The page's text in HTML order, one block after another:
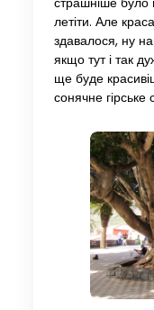
летіти. Але
здавалося, ну
якщо тут і так
ще буде
сонячне гірське